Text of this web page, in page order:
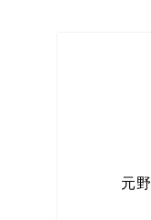
元